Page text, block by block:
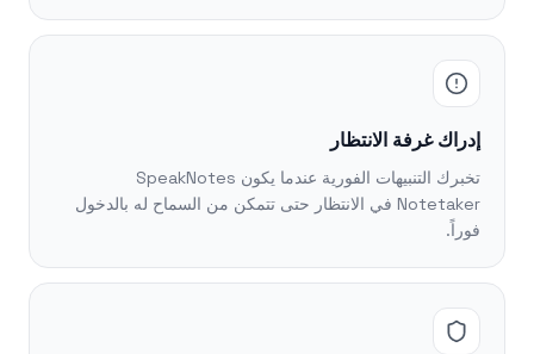
إدراك غرفة الانتظار
تخبرك التنبيهات الفورية عندما يكون SpeakNotes
Notetaker في الانتظار حتى تتمكن من السماح له بالدخول
فوراً.